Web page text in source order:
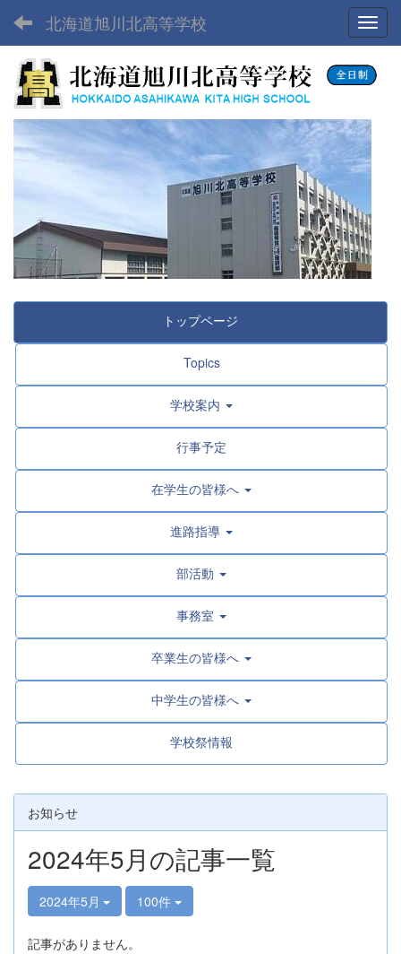
北海道旭川北高等学校
トップページ
Topics
学校案内
行事予定
在学生の皆様へ
進路指導
部活動
事務室
卒業生の皆様へ
中学生の皆様へ
学校祭情報
お知らせ
2024年5月の記事一覧
2024年5月 100件
記事がありません。